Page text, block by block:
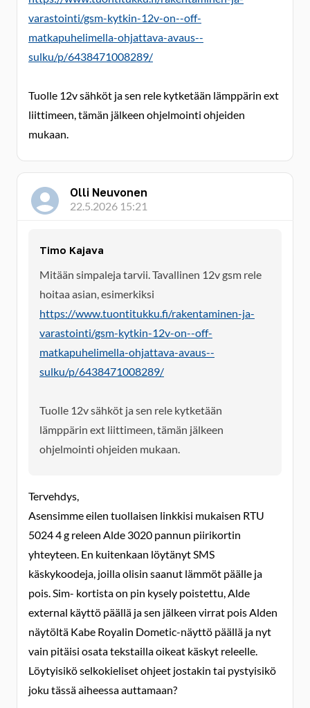
varastointi/gsm-kytkin-12v-on--off-
matkapuhelimella-ohjattava-avaus--
sulku/p/6438471008289/
Tuolle 12v sähköt ja sen rele kytketään lämppärin ext
liittimeen, tämän jälkeen ohjelmointi ohjeiden
mukaan.
Olli Neuvonen
22.5.2026 15:21
Timo Kajava
Mitään simpaleja tarvii. Tavallinen 12v gsm rele
hoitaa asian, esimerkiksi
https://www.tuontitukku.fi/rakentaminen-ja-
varastointi/gsm-kytkin-12v-on--off-
matkapuhelimella-ohjattava-avaus--
sulku/p/6438471008289/
Tuolle 12v sähköt ja sen rele kytketään
lämppärin ext liittimeen, tämän jälkeen
ohjelmointi ohjeiden mukaan.
Tervehdys,
Asensimme eilen tuollaisen linkkisi mukaisen RTU
5024 4 g releen Alde 3020 pannun piirikortin
yhteyteen. En kuitenkaan löytänyt SMS
käskykoodeja, joilla olisin saanut lämmöt päälle ja
pois. Sim- kortista on pin kysely poistettu, Alde
external käyttö päällä ja sen jälkeen virrat pois Alden
näytöltä Kabe Royalin Dometic-näyttö päällä ja nyt
vain pitäisi osata tekstailla oikeat käskyt releelle.
Löytyisikö selkokieliset ohjeet jostakin tai pystyisikö
joku tässä aiheessa auttamaan?